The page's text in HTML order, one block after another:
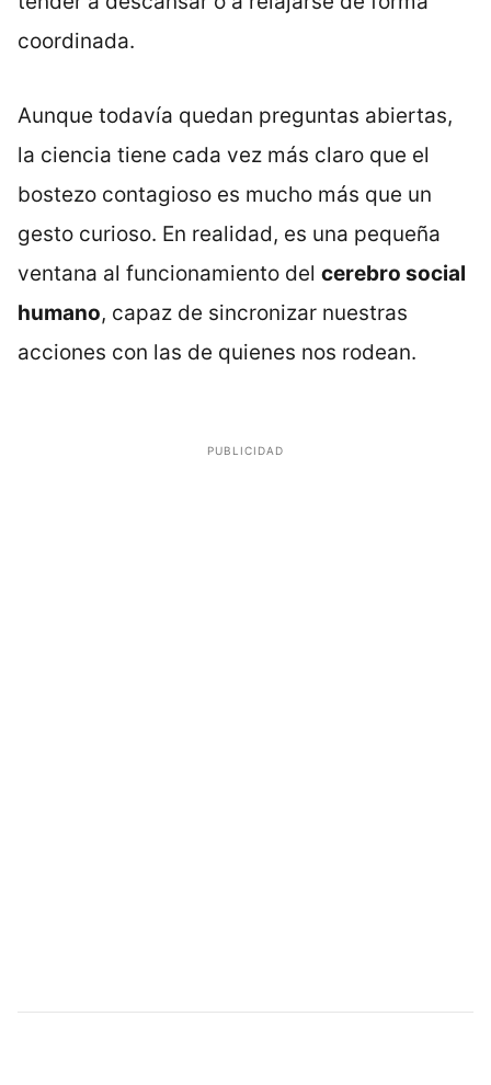
coordinada.
Aunque todavía quedan preguntas abiertas,
la ciencia tiene cada vez más claro que el
bostezo contagioso es mucho más que un
gesto curioso. En realidad, es una pequeña
ventana al funcionamiento del cerebro social
humano, capaz de sincronizar nuestras
acciones con las de quienes nos rodean.
PUBLICIDAD